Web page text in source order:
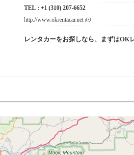
TEL : +1 (310) 207-6652
http://www.okrentacar.net
レンタカーをお探しなら、まずはOK